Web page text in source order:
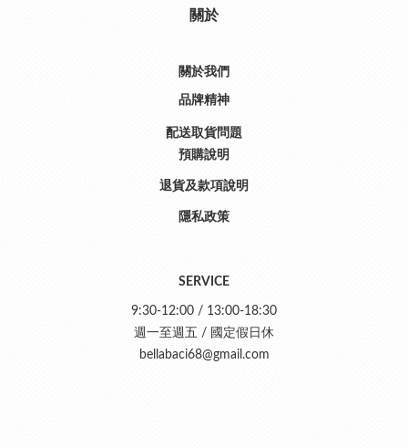
關於
關於我們
品牌精神
配送取貨問題
預購說明
退貨及款項說明
隱私政策
SERVICE
9:30-12:00 / 13:00-18:30
週一至週五 / 國定假日休
bellabaci68@gmail.com